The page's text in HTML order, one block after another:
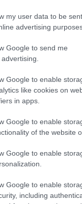
my user data to be
advertising
Google to send me
Google to enable
like cookies on
in apps.
Google to enable
of the website
Google to enable
Google to enable
including